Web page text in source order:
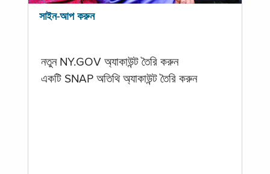
সাইন-আপ করুন
নতুন NY.GOV অ্যাকাউন্ট তৈরি করুন
একটি SNAP অতিথি অ্যাকাউন্ট তৈরি করুন